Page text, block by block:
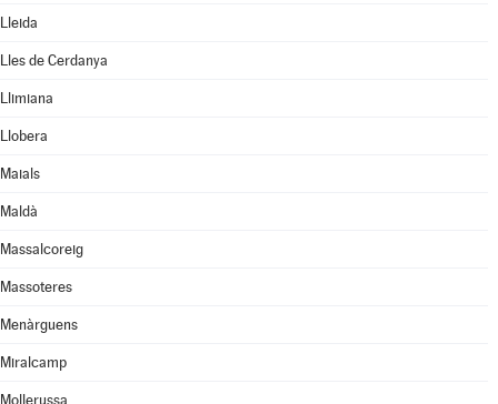
Lleida
Lles de Cerdanya
Llimiana
Llobera
Maials
Maldà
Massalcoreig
Massoteres
Menàrguens
Miralcamp
Mollerussa